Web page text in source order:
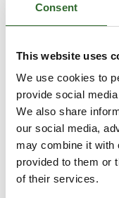
Consent
This website uses
We use cookies to
provide social
We also share
our social media,
may combine it with
provided to them or
of their services.
hygiejnisk med
præcision
Kollmorgen -
IP69K